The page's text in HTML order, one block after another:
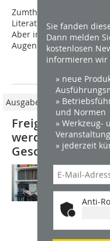
Sie fanden
Dann melden
kostenlosen
informieren wir
» neue
»
und Normen
» Werkzeug-
» jederzeit
Anti-
Zumthor, Hadid und
Literatur hat das
Aber in der Architektur?
Augenmenschen. Kann
Ausgabe 04/2011
Freigelegte
werden zu
Geschichte des
Der
aber,
So